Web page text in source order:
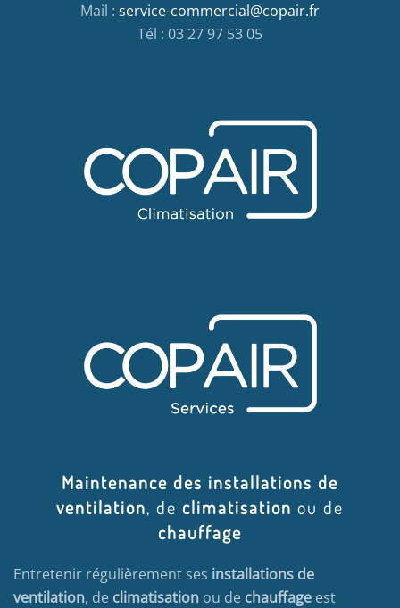
Mail : service-commercial@copair.fr
Tél : 03 27 97 53 05
Maintenance des installations de
ventilation, de climatisation ou de
chauffage
Entretenir régulièrement ses installations de
ventilation, de climatisation ou de chauffage est